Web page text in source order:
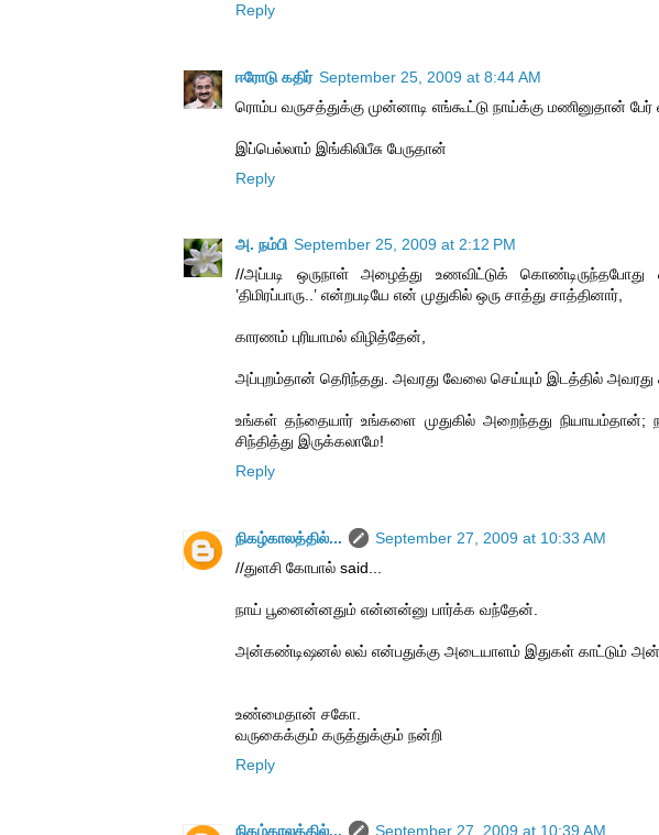
Reply
ஈரோடு கதிர் September 25, 2009 at 8:44 AM
ரொம்ப வருசத்துக்கு முன்னாடி எங்கூட்டு நாய்க்கு மணினுதான் பேர்
இப்பெல்லாம் இங்கிலிபீசு பேருதான்
Reply
அ. நம்பி September 25, 2009 at 2:12 PM
//அப்படி ஒருநாள் அழைத்து உணவிட்டுக்
’திமிரப்பாரு..’ என்றபடியே என் முதுகில் ஒரு சாத்து சாத்தினார்,
காரணம் புரியாமல் விழித்தேன்,
அப்புறம்தான் தெரிந்தது. அவரது வேலை செய்யும் இடத்தில்
உங்கள் தந்தையார் உங்களை முதுகில் அறைந்தது நியாயம்தான்;
சிந்தித்து இருக்கலாமே!
Reply
நிகழ்காலத்தில்...
September 27, 2009 at 10:33 AM
//துளசி கோபால் said...
நாய் பூனைன்னதும் என்னன்னு பார்க்க வந்தேன்.
அன்கண்டிஷனல் லவ் என்பதுக்கு அடையாளம் இதுகள் காட்டும்
உண்மைதான் சகோ.
வருகைக்கும் கருத்துக்கும் நன்றி
Reply
நிகழ்காலத்தில்... September 27, 2009 at 10:39 AM